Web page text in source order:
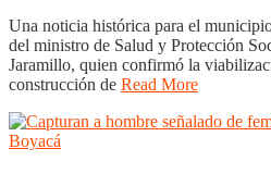
Una noticia histórica para el
del ministro de Salud y Protección
Jaramillo, quien confirmó la
construcción de Read More